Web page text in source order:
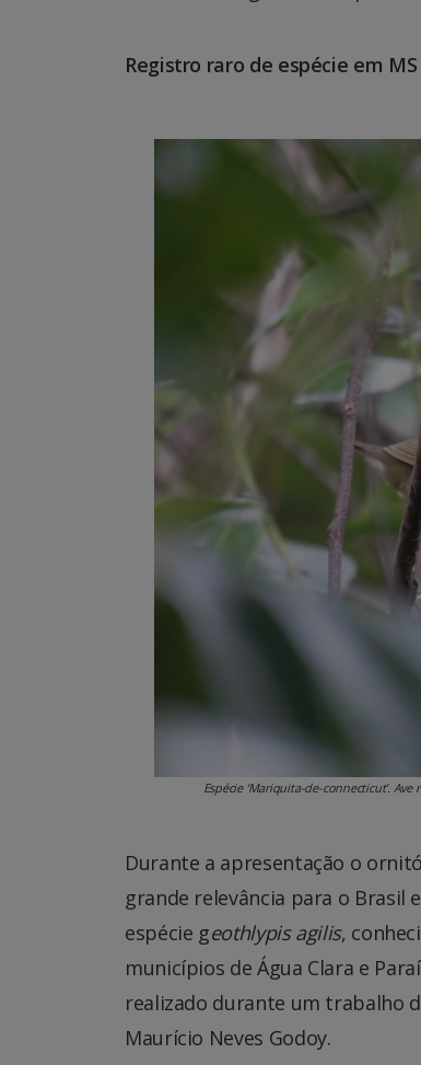
Registro raro de espécie em MS
Espécie ‘Mariquita-de-connecticut’.
Durante a apresentação o
grande relevância para o Brasil
espécie geothlypis agilis,
municípios de Água Clara e
realizado durante um trabalho
Maurício Neves Godoy.